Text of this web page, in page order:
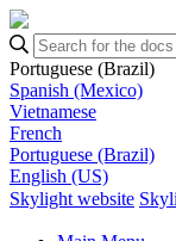
Portuguese (Brazil)
Spanish (Mexico)
Vietnamese
French
Portuguese (Brazil)
English (US)
Skylight website